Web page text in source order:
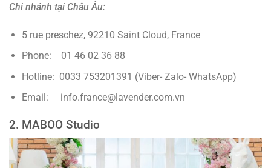
Chi nhánh tại Châu Âu:
5 rue preschez, 92210 Saint Cloud, France
Phone: 01 46 02 36 88
Hotline: 0033 753201391 (Viber- Zalo- WhatsApp)
Email: info.france@lavender.com.vn
2. MABOO Studio